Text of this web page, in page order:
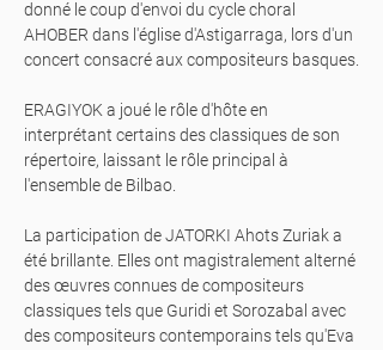
donné le coup d'envoi du cycle choral
AHOBER dans l'église d'Astigarraga, lors d'un
concert consacré aux compositeurs basques.
ERAGIYOK a joué le rôle d'hôte en
interprétant certains des classiques de son
répertoire, laissant le rôle principal à
l'ensemble de Bilbao.
La participation de JATORKI Ahots Zuriak a
été brillante. Elles ont magistralement alterné
des œuvres connues de compositeurs
classiques tels que Guridi et Sorozabal avec
des compositeurs contemporains tels qu'Eva